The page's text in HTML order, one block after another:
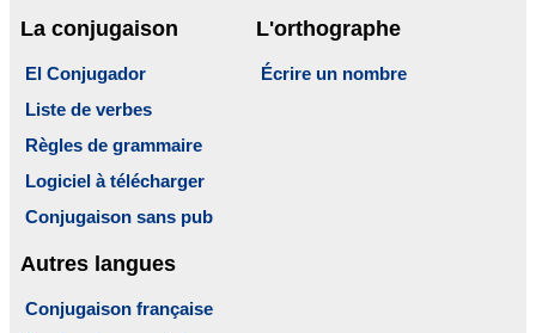
La conjugaison
El Conjugador
Liste de verbes
Règles de grammaire
Logiciel à télécharger
Conjugaison sans pub
L'orthographe
Écrire un nombre
Autres langues
Conjugaison française